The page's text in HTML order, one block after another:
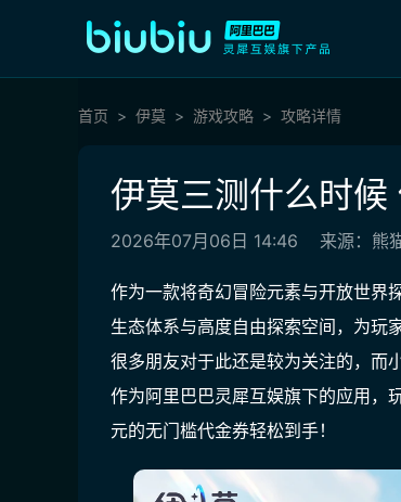
首页 伊莫 游戏攻略 攻略详情
伊莫三测什么时
2026年07月06日 14:46 来源：熊
作为一款将奇幻冒险元素与开放世界
生态体系与高度自由探索空间，为玩
很多朋友对于此还是较为关注的，而
作为阿里巴巴灵犀互娱旗下的应用，
元的无门槛代金券轻松到手！